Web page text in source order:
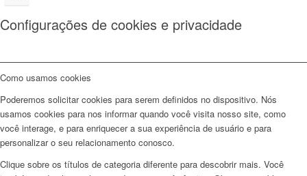
Configurações de cookies e privacidade
Como usamos cookies
Poderemos solicitar cookies para serem definidos no dispositivo. Nós
usamos cookies para nos informar quando você visita nosso site, como
você interage, e para enriquecer a sua experiência de usuário e para
personalizar o seu relacionamento conosco.
Clique sobre os títulos de categoria diferente para descobrir mais. Você